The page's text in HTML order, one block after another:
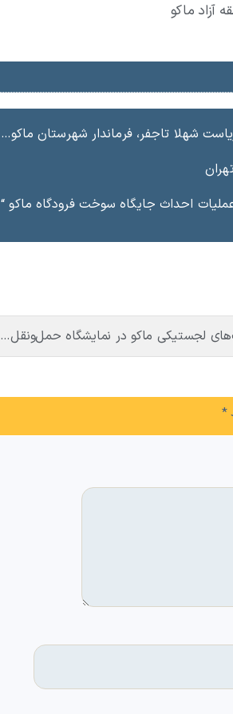
آزاد ماکو
ماکو و جمعی از مسئولین مربوطه، با محوریت بررسی مسائل و چالش‌های حوزه معادن برگزار شد.
احداث جايگاه سوخت فرودگاه ماكو “
معرفی ظرفیت‌های لجستیکی ماکو در نمایشگاه حمل‌ونقل و لجستیک تهران
*